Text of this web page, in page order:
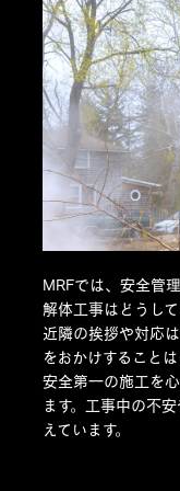
MRFでは、安全管
解体工事はどうし
近隣の挨拶や対応
をおかけすることは
安全第一の施工を
ます。工事中の不
えています。